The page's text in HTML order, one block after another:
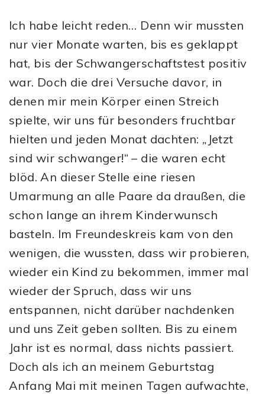
Ich habe leicht reden… Denn wir mussten
nur vier Monate warten, bis es geklappt
hat, bis der Schwangerschaftstest positiv
war. Doch die drei Versuche davor, in
denen mir mein Körper einen Streich
spielte, wir uns für besonders fruchtbar
hielten und jeden Monat dachten: „Jetzt
sind wir schwanger!“ – die waren echt
blöd. An dieser Stelle eine riesen
Umarmung an alle Paare da draußen, die
schon lange an ihrem Kinderwunsch
basteln. Im Freundeskreis kam von den
wenigen, die wussten, dass wir probieren,
wieder ein Kind zu bekommen, immer mal
wieder der Spruch, dass wir uns
entspannen, nicht darüber nachdenken
und uns Zeit geben sollten. Bis zu einem
Jahr ist es normal, dass nichts passiert.
Doch als ich an meinem Geburtstag
Anfang Mai mit meinen Tagen aufwachte,